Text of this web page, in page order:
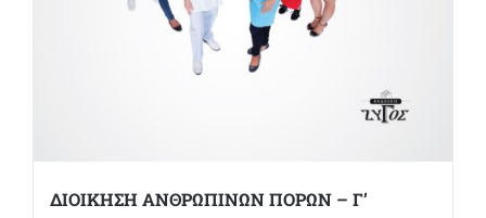
ΔΙΟΙΚΗΣΗ ΑΝΘΡΩΠΙΝΩΝ ΠΟΡΩΝ – Γ’